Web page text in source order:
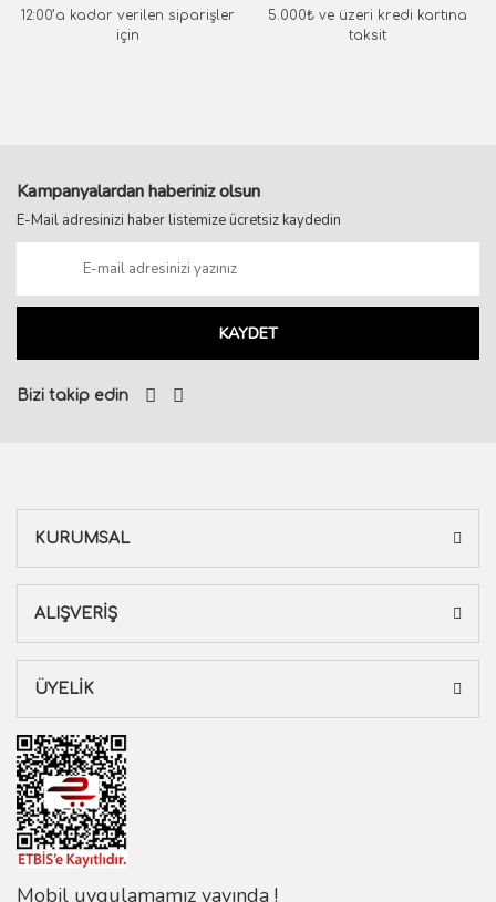
12:00’a kadar verilen siparişler
için
5.000₺ ve üzeri kredi kartına
taksit
Kampanyalardan haberiniz olsun
E-Mail adresinizi haber listemize ücretsiz kaydedin
KAYDET
Bizi takip edin
KURUMSAL
ALIŞVERİŞ
ÜYELİK
Mobil uygulamamız yayında !